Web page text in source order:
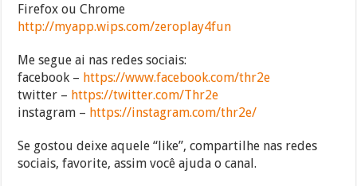
Firefox ou Chrome
http://myapp.wips.com/zeroplay4fun
Me segue ai nas redes sociais:
facebook – https://www.facebook.com/thr2e
twitter – https://twitter.com/Thr2e
instagram – https://instagram.com/thr2e/
Se gostou deixe aquele “like”, compartilhe nas redes
sociais, favorite, assim você ajuda o canal.